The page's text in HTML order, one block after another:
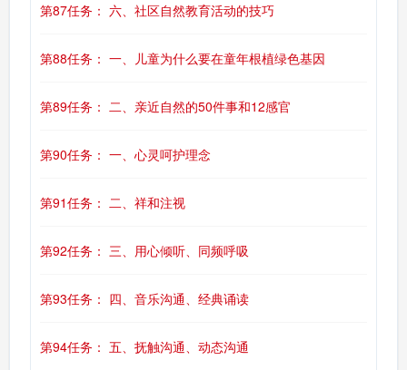
第87任务： 六、社区自然教育活动的技巧
第88任务： 一、儿童为什么要在童年根植绿色基因
第89任务： 二、亲近自然的50件事和12感官
第90任务： 一、心灵呵护理念
第91任务： 二、祥和注视
第92任务： 三、用心倾听、同频呼吸
第93任务： 四、音乐沟通、经典诵读
第94任务： 五、抚触沟通、动态沟通